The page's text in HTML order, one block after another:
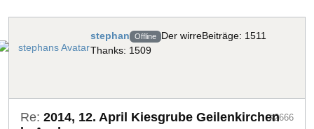
stephan Offline Der wirreBeiträge: 1511
Thanks: 1509
Re: 2014, 12. April Kiesgrube Geilenkirchen#2666